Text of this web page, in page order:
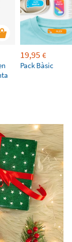
19,95 €
Pack Bàsic